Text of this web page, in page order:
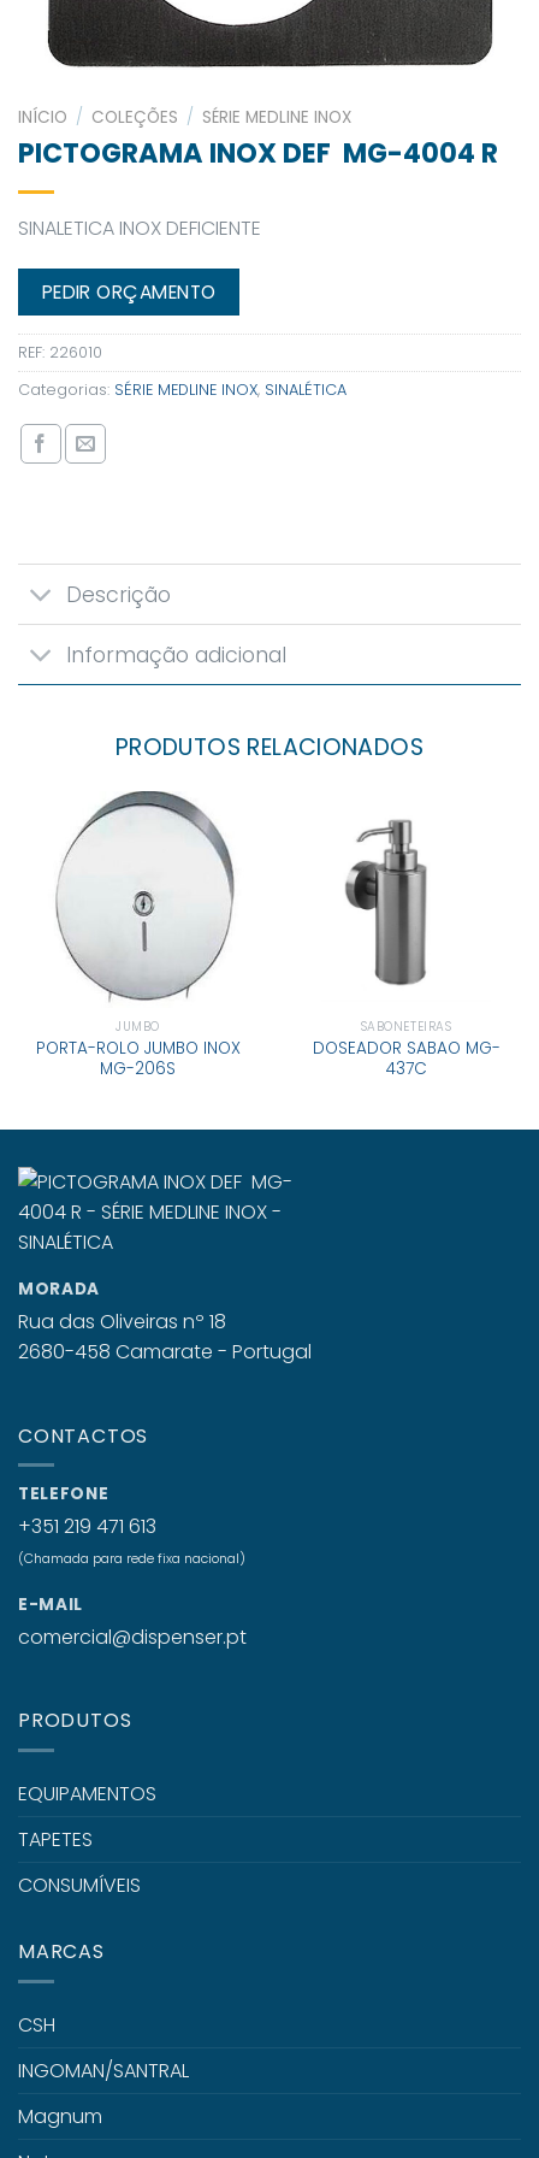
INÍCIO / COLEÇÕES / SÉRIE MEDLINE INOX
PICTOGRAMA INOX DEF MG-4004 R
SINALETICA INOX DEFICIENTE
PEDIR ORÇAMENTO
REF: 226010
Categorias: SÉRIE MEDLINE INOX, SINALÉTICA
Descrição
Informação adicional
PRODUTOS RELACIONADOS
JUMBO
PORTA-ROLO JUMBO INOX
MG-206S
SABONETEIRAS
DOSEADOR SABAO MG-
437C
MORADA
Rua das Oliveiras nº 18
2680-458 Camarate - Portugal
CONTACTOS
TELEFONE
+351 219 471 613
(Chamada para rede fixa nacional)
E-MAIL
comercial@dispenser.pt
PRODUTOS
EQUIPAMENTOS
TAPETES
CONSUMÍVEIS
MARCAS
CSH
INGOMAN/SANTRAL
Magnum